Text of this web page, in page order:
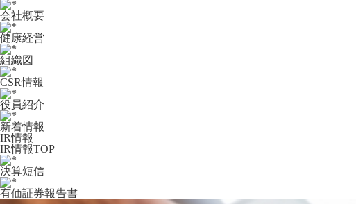
会社概要
健康経営
組織図
CSR情報
役員紹介
新着情報
IR情報
IR情報TOP
決算短信
有価証券報告書